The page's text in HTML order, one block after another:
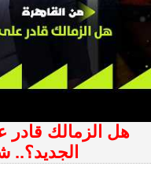
هل الزمالك